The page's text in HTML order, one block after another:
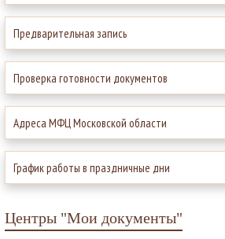
Предварительная запись
Проверка готовности документов
Адреса МФЦ Московской области
График работы в праздничные дни
Центры "Мои документы"